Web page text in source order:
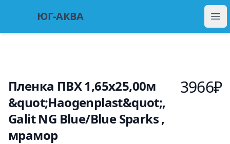
ЮГ АкваЮГ-АКВА
Пленка ПВХ 1,65х25,00м
&quot;Haogenplast&quot;,
Galit NG Blue/Blue Sparks ,
мрамор
3966₽